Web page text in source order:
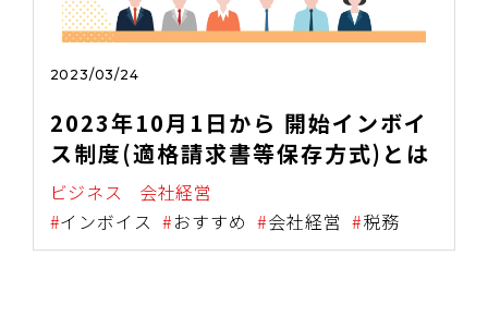
2023/03/24
2023年10月1日から 開始インボイ
ス制度(適格請求書等保存方式)とは
ビジネス
会社経営
インボイス
おすすめ 会社経営 税務